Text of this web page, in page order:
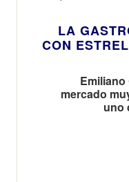
LA
CON
Emiliano
mercado
uno